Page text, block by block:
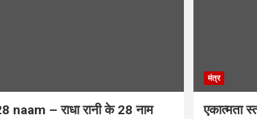
– राधा रानी के 28 नाम
मंत्र
एकात्मता